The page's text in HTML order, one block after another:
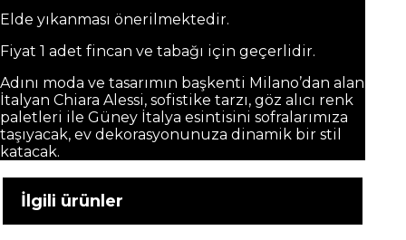
Elde yıkanması önerilmektedir.
Fiyat 1 adet fincan ve tabağı için geçerlidir.
Adını moda ve tasarımın başkenti Milano’dan alan
İtalyan Chiara Alessi, sofistike tarzı, göz alıcı renk
paletleri ile Güney İtalya esintisini sofralarımıza
taşıyacak, ev dekorasyonunuza dinamik bir stil
katacak.
İlgili ürünler